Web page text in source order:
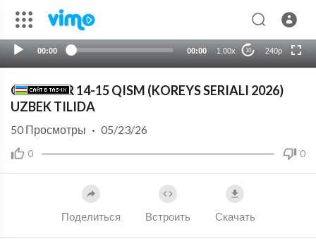
00:00 00:00 1.00x 10 240p
HD
OVCHILAR 14-15 QISM (KOREYS SERIALI 2026)
UZBEK TILIDA
0 0
50 Просмотры · 05/23/26
Поделиться Встроить Скачать